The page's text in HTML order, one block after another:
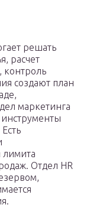
решать
расчет
контроль
создают план
маркетинга
лимита
Отдел HR